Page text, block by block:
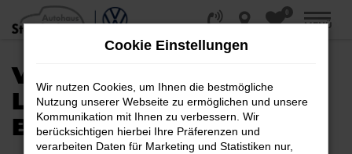
Zum
Hauptinhalt
0
MENÜ
VW T-ROC NEUWAGEN |
LIEFERSERVICE NACH
BIELEFELD
Cookie Einstellungen
Wir nutzen Cookies, um Ihnen die bestmögliche
Nutzung unserer Webseite zu ermöglichen und unsere
Kommunikation mit Ihnen zu verbessern. Wir
berücksichtigen hierbei Ihre Präferenzen und
verarbeiten Daten für Marketing und Statistiken nur,